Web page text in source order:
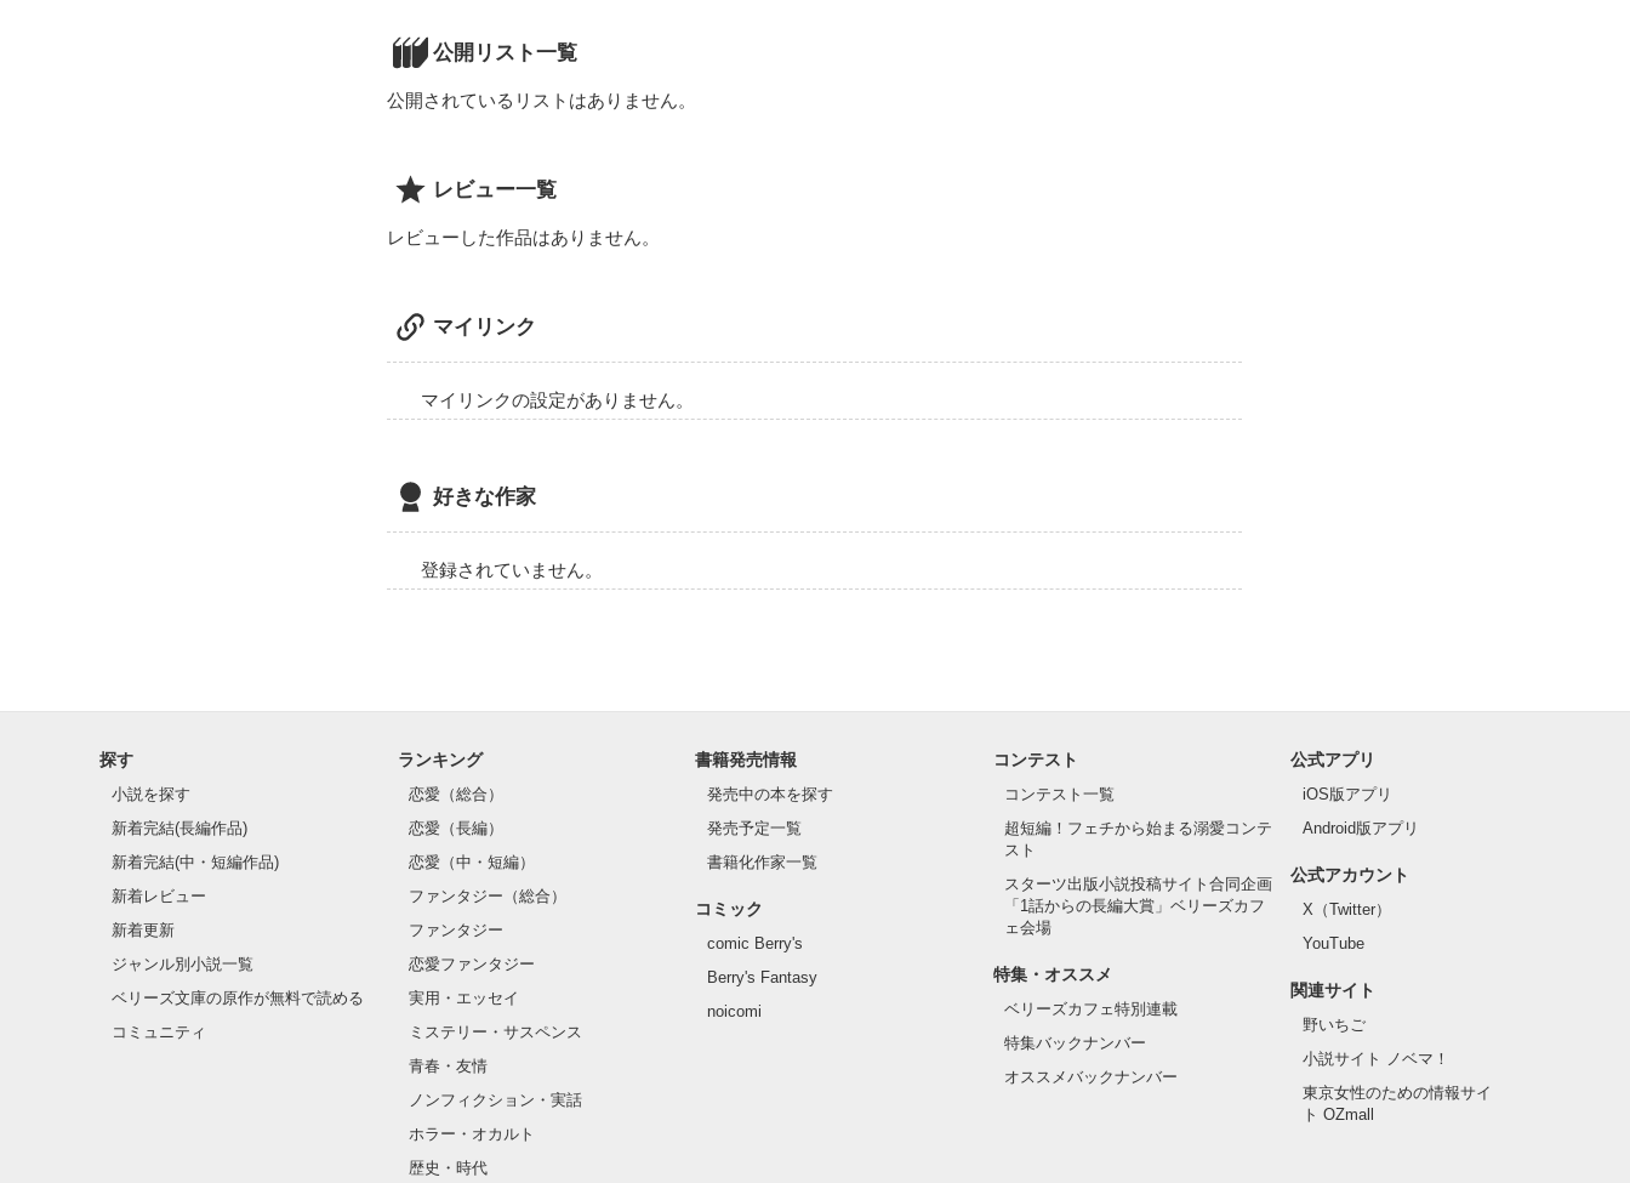
基本ありさ目線。
公開リスト一覧
公開されているリストはありません。
レビュー一覧
レビューした作品はありません。
マイリンク
マイリンクの設定がありません。
好きな作家
登録されていません。
探す
小説を探す
新着完結(長編作品)
新着完結(中・短編作品)
新着レビュー
新着更新
ジャンル別小説一覧
ベリーズ文庫の原作が無料で読める
コミュニティ
ランキング
恋愛（総合）
恋愛（長編）
恋愛（中・短編）
ファンタジー（総合）
ファンタジー
恋愛ファンタジー
実用・エッセイ
ミステリー・サスペンス
青春・友情
ノンフィクション・実話
ホラー・オカルト
歴史・時代
書籍発売情報
発売中の本を探す
発売予定一覧
書籍化作家一覧
コミック
comic Berry's
Berry's Fantasy
noicomi
コンテスト
コンテスト一覧
超短編！フェチから始まる溺愛コンテ
スト
スターツ出版小説投稿サイト合同企画
「1話からの長編大賞」ベリーズカフ
ェ会場
特集・オススメ
ベリーズカフェ特別連載
特集バックナンバー
オススメバックナンバー
公式アプリ
iOS版アプリ
Android版アプリ
公式アカウント
X（Twitter）
YouTube
関連サイト
野いちご
小説サイト ノベマ！
東京女性のための情報サイ
ト OZmall